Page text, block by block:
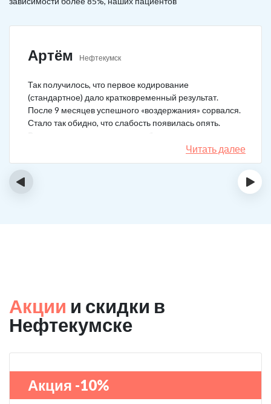
Артём Нефтекумск
Так получилось, что первое кодирование
(стандартное) дало кратковременный результат.
После 9 месяцев успешного «воздержания» сорвался.
Стало так обидно, что слабость появилась опять.
Решил не затягивать, и опять обратился в клинику.
Мне порекомендовали двойной блок. Согласился, и
сейчас не жалею. Уже два года в полной завязке.
Читать далее
‹ ›
Акции и скидки в
Нефтекумске
Акция -10%